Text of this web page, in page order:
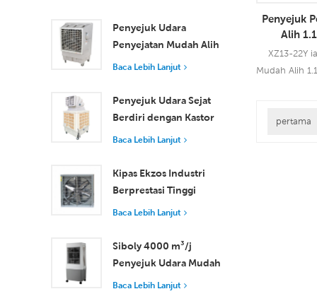
Penyejukan Ruang
Besar
Penyejuk Udara
Penyejatan Mudah Alih
18000 m³/j Kecekapan
Kawalan Jauh
Baca Lebih Lanjut
Penyejuk Udara Sejat
Berdiri dengan Kastor
dan Alat Kawalan Jauh
Udara
Baca Lebih Lanjut
Kipas Ekzos Industri
Berprestasi Tinggi
dengan Aliran Udara
Pengudaraan Unggul
Baca Lebih Lanjut
Siboly 4000 m³/j
Penyejuk Udara Mudah
Alih Industri 50L
Baca Lebih Lanjut
Penyejuk
Alih
XZ13-22Y
Mudah Alih
teknologi
pertama